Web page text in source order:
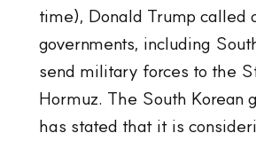
time), Donald Trump called
governments, including
send military forces to the
Hormuz. The South Korean
has stated that it is